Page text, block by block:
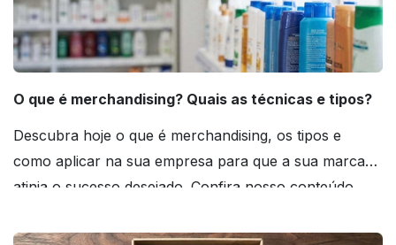
O que é merchandising? Quais as técnicas e tipos?
Descubra hoje o que é merchandising, os tipos e
como aplicar na sua empresa para que a sua marca
atinja o sucesso desejado. Confira nosso conteúdo